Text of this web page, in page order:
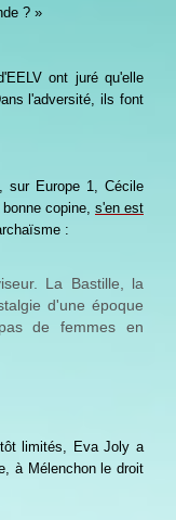
? »
ont juré qu'elle
l'adversité, ils font
sur Europe 1, Cécile
copine, s'en est
:
La Bastille, la
d'une époque
de femmes en
limités, Eva Joly a
à Mélenchon le droit